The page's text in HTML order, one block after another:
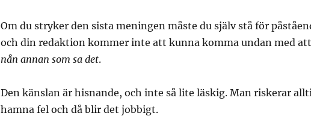
Om du stryker den sista meningen måste du själv stå för
och din redaktion kommer inte att kunna komma undan med att
nån annan som sa det.
Den känslan är hisnande, och inte så lite läskig. Man riskerar
hamna fel och då blir det jobbigt.